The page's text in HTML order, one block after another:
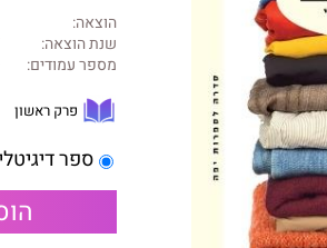
הוצאה:
שנת הוצאה:
מספר עמודים:
פרק ראשון
ספר